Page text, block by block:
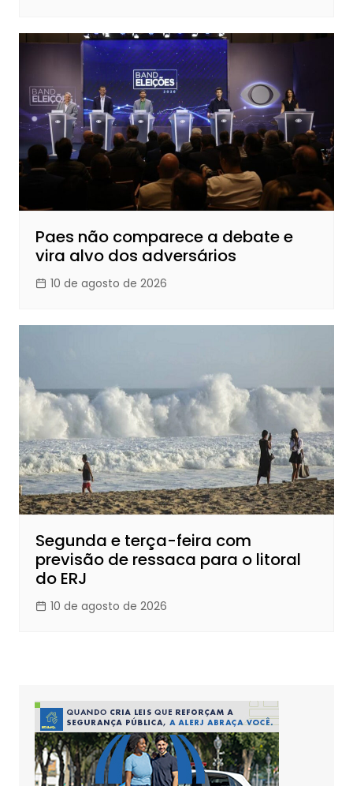
Paes não comparece a debate e
vira alvo dos adversários
10 de agosto de 2026
Segunda e terça-feira com
previsão de ressaca para o litoral
do ERJ
10 de agosto de 2026